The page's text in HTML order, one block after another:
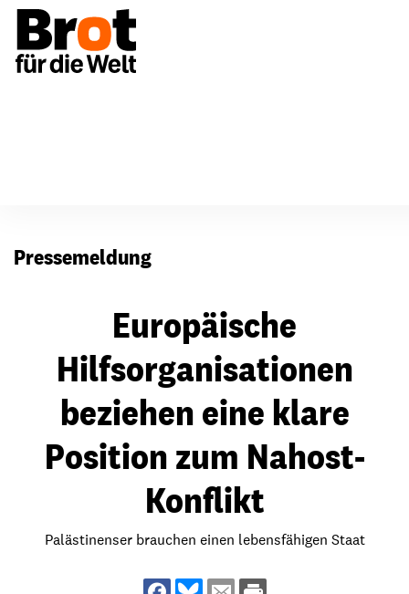
Pressemeldung
Europäische
Hilfsorganisationen
beziehen eine klare
Position zum Nahost-
Konflikt
Palästinenser brauchen einen lebensfähigen Staat